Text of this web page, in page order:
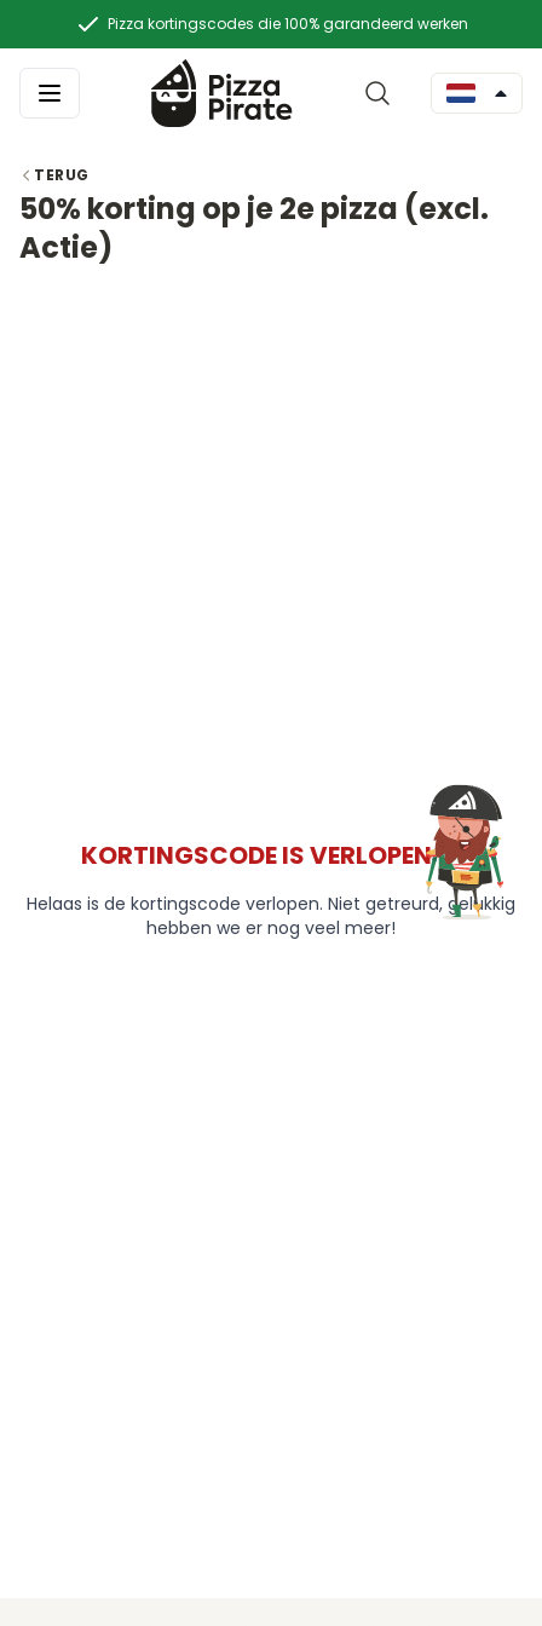
Pizza kortingscodes die 100% garandeerd werken
TERUG
50% korting op je 2e pizza (excl.
Actie)
KORTINGSCODE IS VERLOPEN 😞
Helaas is de kortingscode verlopen. Niet getreurd, gelukkig
hebben we er nog veel meer!